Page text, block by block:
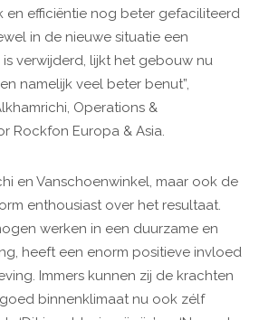
en efficiëntie nog beter gefaciliteerd
in de nieuwe situatie een
verwijderd, lijkt het gebouw nu
namelijk veel beter benut”,
Operations &
Rockfon Europa & Asia.
en Vanschoenwinkel, maar ook de
enthousiast over het resultaat.
werken in een duurzame en
heeft een enorm positieve invloed
Immers kunnen zij de krachten
binnenklimaat nu ook zélf